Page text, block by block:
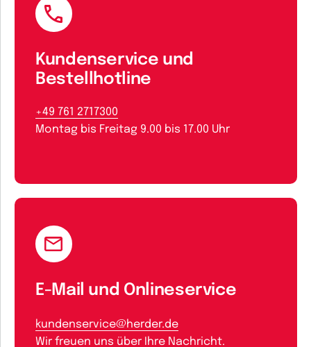
Kundenservice und
Bestellhotline
+49 761 2717300
Montag bis Freitag 9.00 bis 17.00 Uhr
E-Mail und Onlineservice
kundenservice@herder.de
Wir freuen uns über Ihre Nachricht.